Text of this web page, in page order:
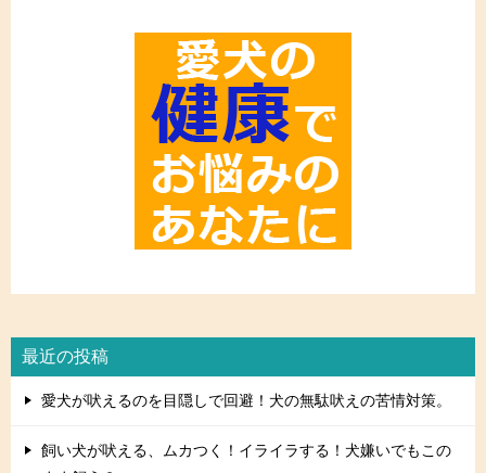
最近の投稿
愛犬が吠えるのを目隠しで回避！犬の無駄吠えの苦情対策。
飼い犬が吠える、ムカつく！イライラする！犬嫌いでもこの